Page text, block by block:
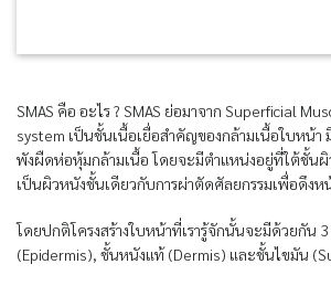
SMAS คือ อะไร ? SMAS ย่อมาจาก Superficial
system เป็นชั้นเนื้อเยื่อสำคัญของกล้ามเนื้อใบหน้า
พังผืดห่อหุ้มกล้ามเนื้อ โดยจะมีตำแหน่งอยู่ที่ใต้ชั้น
เป็นผิวหนังชั้นเดียวกับการผ่าตัดศัลยกรรมเพื่อดึง
โดยปกติโครงสร้างใบหน้าที่เรารู้จักนั้นจะมีด้วยกัน
(Epidermis), ชั้นหนังแท้ (Dermis) และชั้นไขมัน